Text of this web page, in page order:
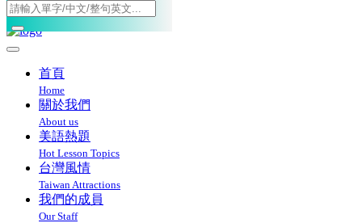
Toggle navigation
首頁
Home
關於我們
About us
美語熱題
Hot Lesson Topics
台灣風情
Taiwan Attractions
我們的成員
Our Staff